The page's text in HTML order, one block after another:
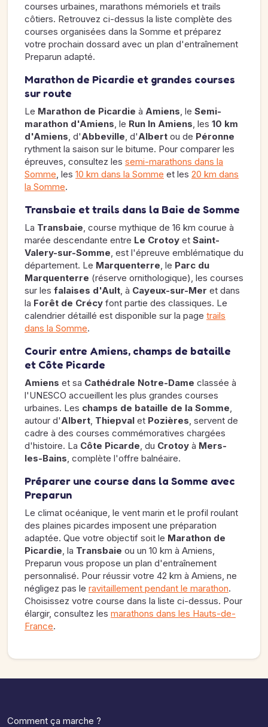
courses urbaines, marathons mémoriels et trails
côtiers. Retrouvez ci-dessus la liste complète des
courses organisées dans la Somme et préparez
votre prochain dossard avec un plan d'entraînement
Preparun adapté.
Marathon de Picardie et grandes courses
sur route
Le Marathon de Picardie à Amiens, le Semi-
marathon d'Amiens, le Run In Amiens, les 10 km
d'Amiens, d'Abbeville, d'Albert ou de Péronne
rythment la saison sur le bitume. Pour comparer les
épreuves, consultez les semi-marathons dans la
Somme, les 10 km dans la Somme et les 20 km dans
la Somme.
Transbaie et trails dans la Baie de Somme
La Transbaie, course mythique de 16 km courue à
marée descendante entre Le Crotoy et Saint-
Valery-sur-Somme, est l'épreuve emblématique du
département. Le Marquenterre, le Parc du
Marquenterre (réserve ornithologique), les courses
sur les falaises d'Ault, à Cayeux-sur-Mer et dans
la Forêt de Crécy font partie des classiques. Le
calendrier détaillé est disponible sur la page trails
dans la Somme.
Courir entre Amiens, champs de bataille
et Côte Picarde
Amiens et sa Cathédrale Notre-Dame classée à
l'UNESCO accueillent les plus grandes courses
urbaines. Les champs de bataille de la Somme,
autour d'Albert, Thiepval et Pozières, servent de
cadre à des courses commémoratives chargées
d'histoire. La Côte Picarde, du Crotoy à Mers-
les-Bains, complète l'offre balnéaire.
Préparer une course dans la Somme avec
Preparun
Le climat océanique, le vent marin et le profil roulant
des plaines picardes imposent une préparation
adaptée. Que votre objectif soit le Marathon de
Picardie, la Transbaie ou un 10 km à Amiens,
Preparun vous propose un plan d'entraînement
personnalisé. Pour réussir votre 42 km à Amiens, ne
négligez pas le ravitaillement pendant le marathon.
Choisissez votre course dans la liste ci-dessus. Pour
élargir, consultez les marathons dans les Hauts-de-
France.
Comment ça marche ?